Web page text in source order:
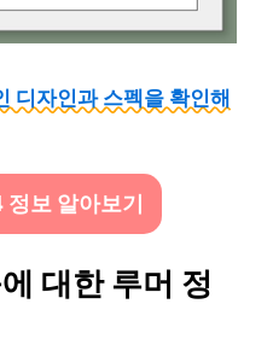
디자인과 스펙을 확인해
보 알아보기
대한 루머 정